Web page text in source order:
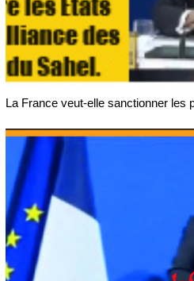
La France veut-elle sanctionner les